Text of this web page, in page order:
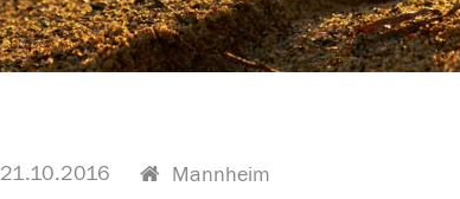
21.10.2016 Mannheim